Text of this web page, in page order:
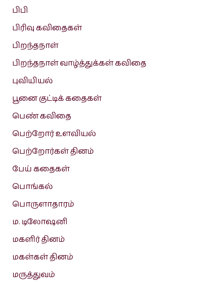
பிபி
பிரிவு கவிதைகள்
பிறந்தநாள்
பிறந்தநாள் வாழ்த்துக்கள் கவிதை
புவியியல்
பூனை குட்டிக் கதைகள்
பெண் கவிதை
பெற்றோர் உளவியல்
பெற்றோர்கள் தினம்
பேய் கதைகள்
பொங்கல்
பொருளாதாரம்
ம. டிலோஷனி
மகளிர் தினம்
மகள்கள் தினம்
மருத்துவம்